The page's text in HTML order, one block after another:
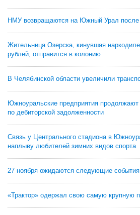
НМУ возвращаются на Южный Урал после
Жительница Озерска, кинувшая
рублей, отправится в колонию
В Челябинской области увеличили
Южноуральские предприятия продолжают
по дебиторской задолженности
Связь у Центрального стадиона в
наплыву любителей зимних видов спорта
27 ноября ожидаются следующие
«Трактор» одержал свою самую крупную